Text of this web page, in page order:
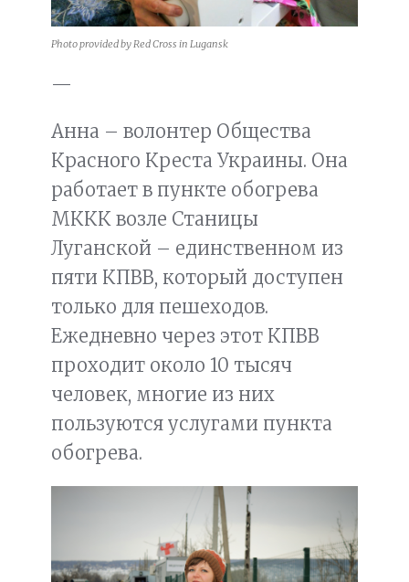
Photo provided by Red Cross in Lugansk
—
Анна – волонтер Общества
Красного Креста Украины. Она
работает в пункте обогрева
МККК возле Станицы
Луганской – единственном из
пяти КПВВ, который доступен
только для пешеходов.
Ежедневно через этот КПВВ
проходит около 10 тысяч
человек, многие из них
пользуются услугами пункта
обогрева.